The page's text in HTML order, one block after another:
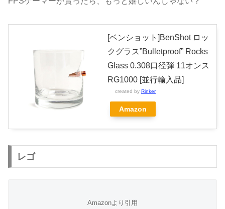
[ベンショット]BenShot ロッ
クグラス”Bulletproof” Rocks
Glass 0.308口径弾 11オンス
RG1000 [並行輸入品]
created by Rinker
Amazon
レゴ
Amazonより引用